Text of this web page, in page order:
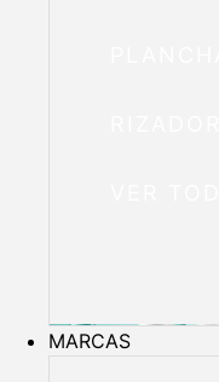
MARCAS